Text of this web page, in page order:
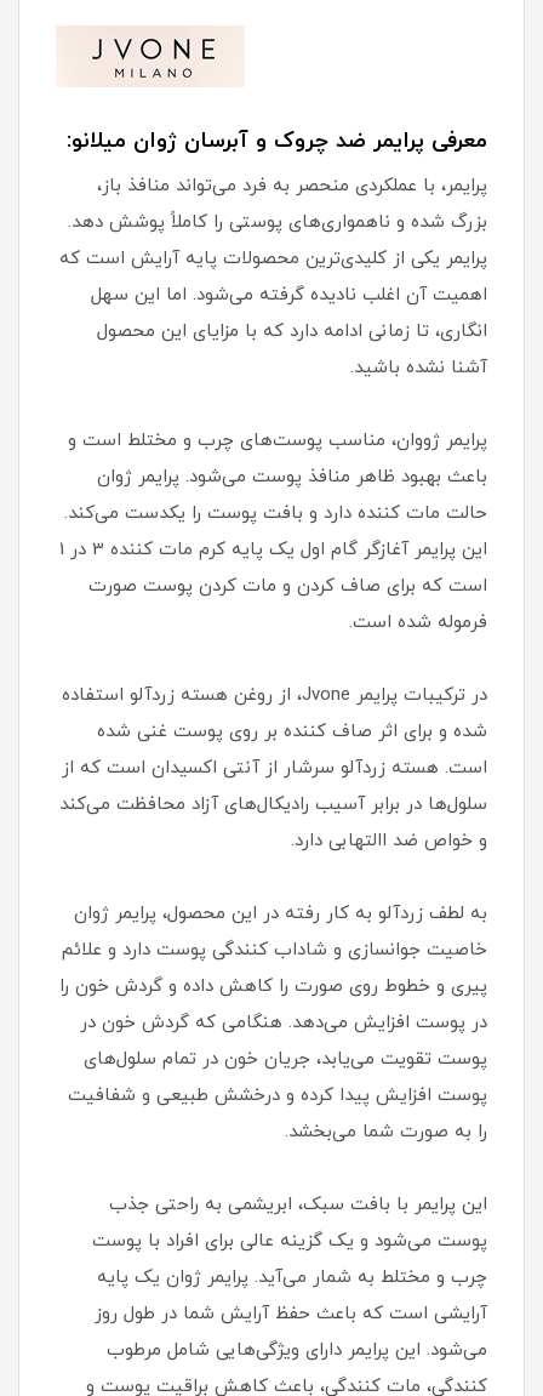
معرفی پرایمر ضد چروک و آبرسان ژوان میلانو:
پرایمر، با عملکردی منحصر به فرد می‌تواند منافذ باز،
بزرگ شده و ناهمواری‌های پوستی را کاملاً پوشش دهد.
پرایمر یکی از کلیدی‌ترین محصولات پایه آرایش است که
اهمیت آن اغلب نادیده گرفته می‌شود. اما این سهل
انگاری، تا زمانی ادامه دارد که با مزایای این محصول
آشنا نشده باشید.
پرایمر ژووان، مناسب پوست‌های چرب و مختلط است و
باعث بهبود ظاهر منافذ پوست می‌شود. پرایمر ژوان
حالت مات کننده دارد و بافت پوست را یکدست می‌کند.
این پرایمر آغازگر گام اول یک پایه کرم مات کننده 3 در 1
است که برای صاف کردن و مات کردن پوست صورت
فرموله شده است.
در ترکیبات پرایمر Jvone، از روغن هسته زردآلو استفاده
شده و برای اثر صاف کننده بر روی پوست غنی شده
است. هسته زردآلو سرشار از آنتی اکسیدان است که از
سلول‌ها در برابر آسیب رادیکال‌های آزاد محافظت می‌کند
و خواص ضد االتهابی دارد.
به لطف زردآلو به کار رفته در این محصول، پرایمر ژوان
خاصیت جوانسازی و شاداب کنندگی پوست دارد و علائم
پیری و خطوط روی صورت را کاهش داده و گردش خون را
در پوست افزایش می‌دهد. هنگامی که گردش خون در
پوست تقویت می‌یابد، جریان خون در تمام سلول‌های
پوست افزایش پیدا کرده و درخشش طبیعی و شفافیت
را به صورت شما می‌بخشد.
این پرایمر با بافت سبک، ابریشمی به راحتی جذب
پوست می‌شود و یک گزینه عالی برای افراد با پوست
چرب و مختلط به شمار می‌آید. پرایمر ژوان یک پایه
آرایشی است که باعث حفظ آرایش شما در طول روز
می‌شود. این پرایمر دارای ویژگی‌هایی شامل مرطوب
کنندگی، مات کنندگی، باعث کاهش براقیت پوست و